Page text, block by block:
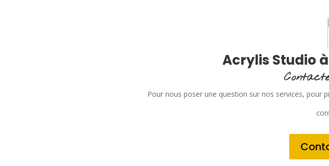
Acrylis Studio
Pour nous poser une question sur nos services, pour